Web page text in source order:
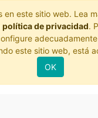
en este sitio web. Lea
política de privacidad.
este sitio web, está
OK